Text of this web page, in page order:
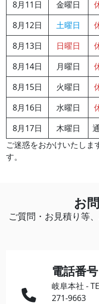
8月11日
金曜日
8月12日
土曜日
8月13日
日曜日
8月14日
月曜日
8月15日
火曜日
8月16日
水曜日
8月17日
木曜日
ご迷惑をおかけいたしま
す。
お
ご質問・お見積り等
電話番号
岐阜本社 -
271-9663